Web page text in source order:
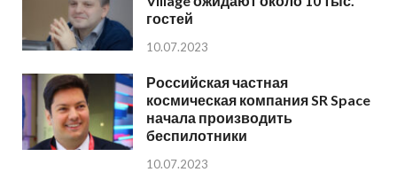
гостей
10.07.2023
Российская частная
космическая компания SR Space
начала производить
беспилотники
10.07.2023